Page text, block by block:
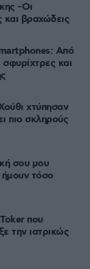
-Οι
και βραχώδεις
Από
και
χτύπησαν
πιο σκληρούς
σου μου
τόσο
που
την ιατρικώς